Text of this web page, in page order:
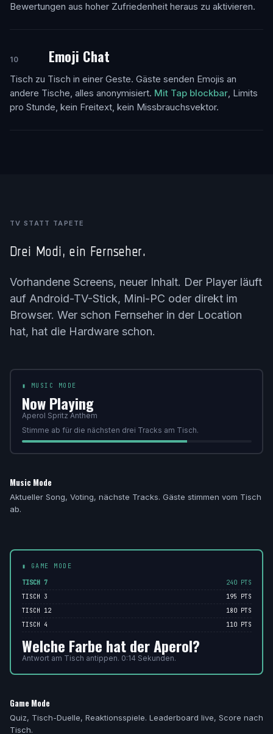
Bewertungen aus hoher Zufriedenheit heraus zu aktivieren.
10 Emoji Chat
Tisch zu Tisch in einer Geste. Gäste senden Emojis an
andere Tische, alles anonymisiert. Mit Tap blockbar, Limits
pro Stunde, kein Freitext, kein Missbrauchsvektor.
TV STATT TAPETE
Drei Modi, ein Fernseher.
Vorhandene Screens, neuer Inhalt. Der Player läuft
auf Android-TV-Stick, Mini-PC oder direkt im
Browser. Wer schon Fernseher in der Location
hat, hat die Hardware schon.
▮ MUSIC MODE
Now Playing
Aperol Spritz Anthem
Stimme ab für die nächsten drei Tracks am Tisch.
Music Mode
Aktueller Song, Voting, nächste Tracks. Gäste stimmen vom Tisch
ab.
▮ GAME MODE
TISCH 7
240 PTS
TISCH 3
195 PTS
TISCH 12
180 PTS
TISCH 4
110 PTS
Welche Farbe hat der Aperol?
Antwort am Tisch antippen. 0:14 Sekunden.
Game Mode
Quiz, Tisch-Duelle, Reaktionsspiele. Leaderboard live, Score nach
Tisch.